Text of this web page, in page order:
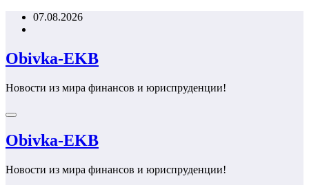
Перейти07.08.2026
Obivka-EKB
Новости из мира финансов и юриспруденции!
Obivka-EKB
Новости из мира финансов и юриспруденции!